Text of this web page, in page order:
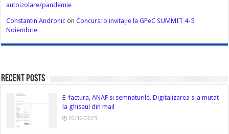
autoizolare/pandemie
Constantin Andronic onConcurs: o invitație la GPeC SUMMIT 4-5
Noiembrie
Recent Posts
E-factura, ANAF si semnaturile. Digitalizarea s-a mutat
la ghiseul din mail
20/12/2023